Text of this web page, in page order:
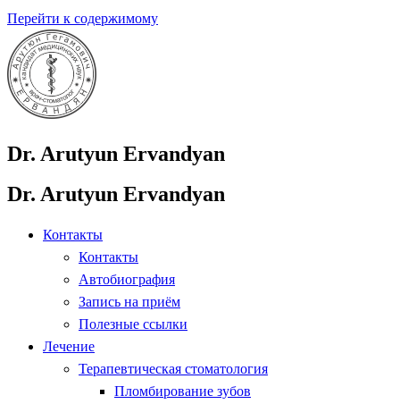
Перейти к содержимому
Dr. Arutyun Ervandyan
Dr. Arutyun Ervandyan
Контакты
Контакты
Автобиография
Запись на приём
Полезные ссылки
Лечение
Терапевтическая стоматология
Пломбирование зубов